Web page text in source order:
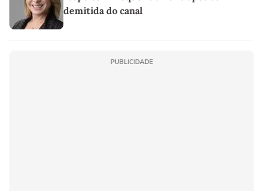
demitida do canal
PUBLICIDADE